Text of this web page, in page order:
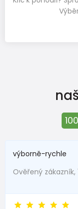
výborně-rychle
Ověřený zákazník,